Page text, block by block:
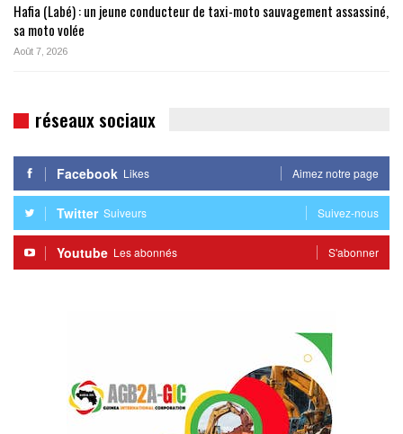
Hafia (Labé) : un jeune conducteur de taxi-moto sauvagement assassiné,
sa moto volée
Août 7, 2026
réseaux sociaux
Facebook Likes Aimez notre page
Twitter Suiveurs Suivez-nous
Youtube Les abonnés S'abonner